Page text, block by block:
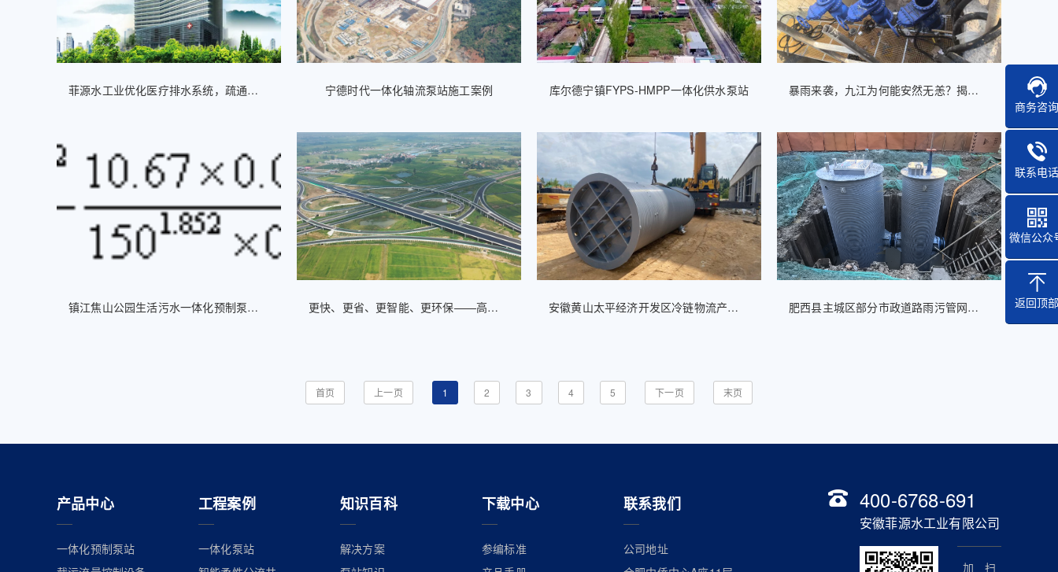
菲源水工业优化医疗排水系统，疏通湘南医院“毛细血管” 宁德时代一体化轴流泵站施工案例 库尔德宁镇FYPS-HMPP一体化供水泵站 暴雨来袭，九江为何能安然无恙？揭秘城市地下“超级心脏”的建造密码
镇江焦山公园生活污水一体化预制泵站设计方案 更快、更省、更智能、更环保——高速公路服务区污水提升的新选择 安徽黄山太平经济开发区冷链物流产业园项目高模量聚丙烯一体化泵站工程案例 肥西县主城区部分市政道路雨污管网整改工程一体化泵站案例
首页 上一页 1 2 3 4 5 下一页 末页
产品中心
一体化预制泵站
工程案例
一体化泵站
知识百科
解决方案
下载中心
参编标准
联系我们
公司地址
400-6768-691
安徽菲源水工业有限公司
商务咨
联系电
微信公众
返回顶